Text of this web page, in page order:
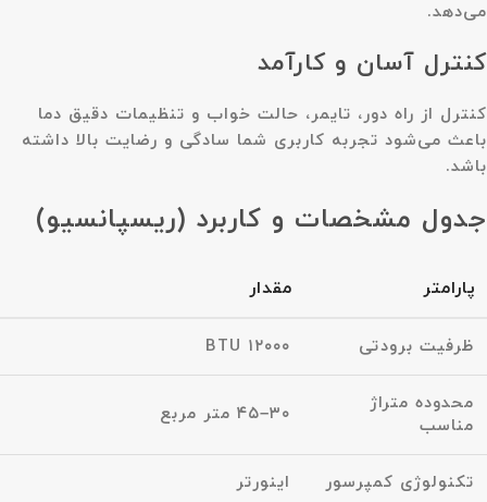
می‌دهد.
کنترل آسان و کارآمد
کنترل از راه دور، تایمر، حالت خواب و تنظیمات دقیق دما
باعث می‌شود تجربه کاربری شما سادگی و رضایت بالا داشته
باشد.
جدول مشخصات و کاربرد (ریسپانسیو)
پارامتر مقدار
ظرفیت برودتی ۱۲۰۰۰ BTU
محدوده متراژ
مناسب
۳۰–۴۵ متر مربع
تکنولوژی کمپرسور اینورتر